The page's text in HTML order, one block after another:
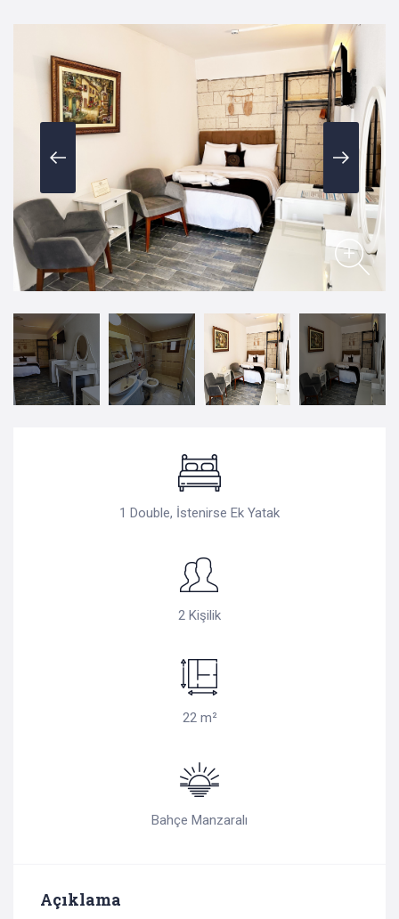
1 Double, İstenirse Ek Yatak
2 Kişilik
22 m²
Bahçe Manzaralı
Açıklama